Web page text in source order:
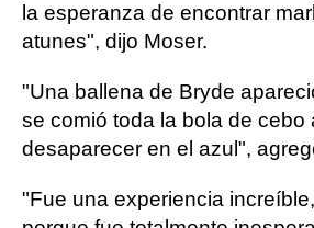
la esperanza de encontrar
atunes", dijo Moser.
"Una ballena de Bryde
se comió toda la bola de cebo
desaparecer en el azul",
"Fue una experiencia